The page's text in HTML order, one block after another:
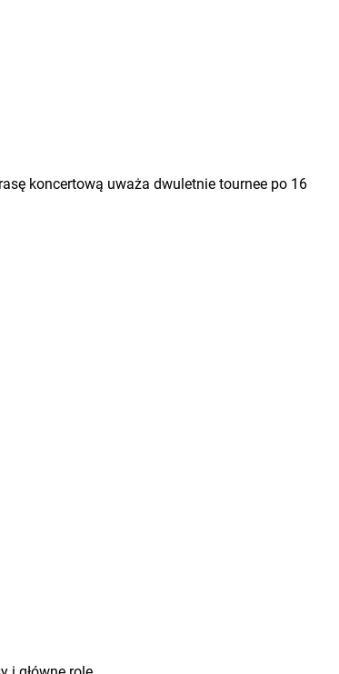
koncertową uważa dwuletnie tournee po 16